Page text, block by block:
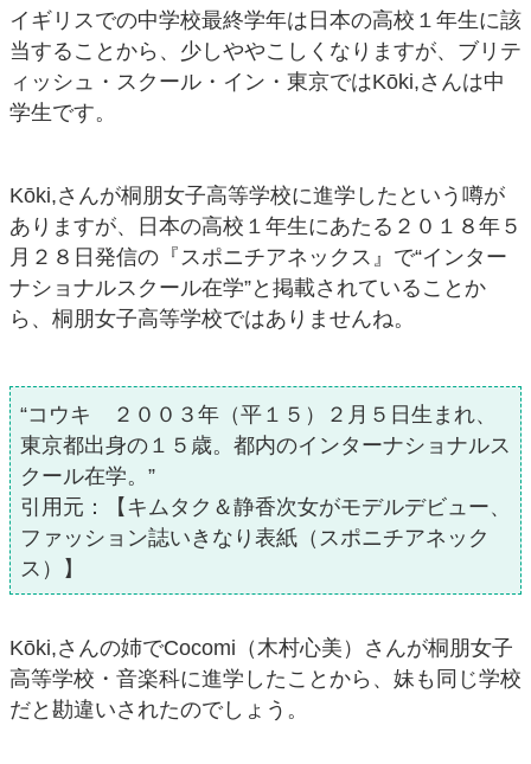
イギリスでの中学校最終学年は日本の高校１年生に該
当することから、少しややこしくなりますが、ブリテ
ィッシュ・スクール・イン・東京ではKōki,さんは中
学生です。
Kōki,さんが桐朋女子高等学校に進学したという噂が
ありますが、日本の高校１年生にあたる２０１８年５
月２８日発信の『スポニチアネックス』で“インター
ナショナルスクール在学”と掲載されていることか
ら、桐朋女子高等学校ではありませんね。
“コウキ ２００３年（平１５）２月５日生まれ、
東京都出身の１５歳。都内のインターナショナルス
クール在学。”
引用元：【キムタク＆静香次女がモデルデビュー、
ファッション誌いきなり表紙（スポニチアネック
ス）】
Kōki,さんの姉でCocomi（木村心美）さんが桐朋女子
高等学校・音楽科に進学したことから、妹も同じ学校
だと勘違いされたのでしょう。